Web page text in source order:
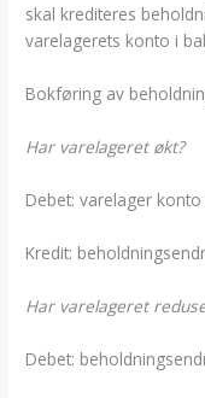
skal krediteres
varelagerets konto i
Bokføring av
Har varelageret økt?
Debet: varelager
Kredit:
Har varelageret
Debet: